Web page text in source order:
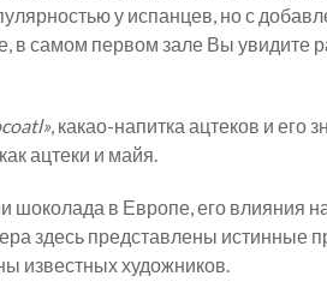
у испанцев, но с
в самом первом зале Вы увидите
, какао-напитка ацтеков и его
ацтеки и майя.
шоколада в Европе, его влияния
здесь представлены истинные
известных художников.